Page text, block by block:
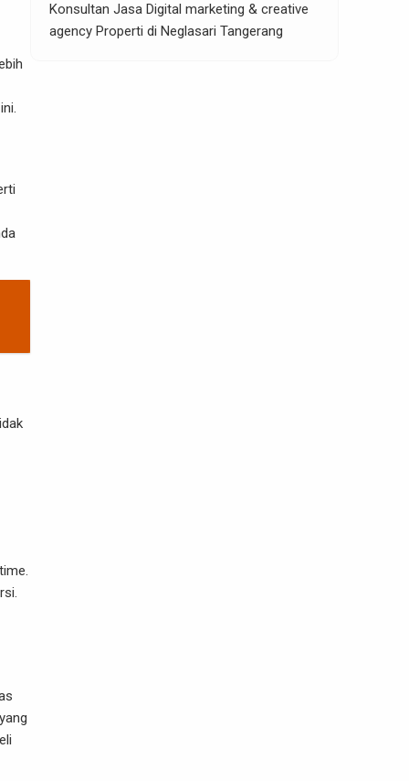
Konsultan Jasa Digital marketing & creative
agency Properti di Neglasari Tangerang